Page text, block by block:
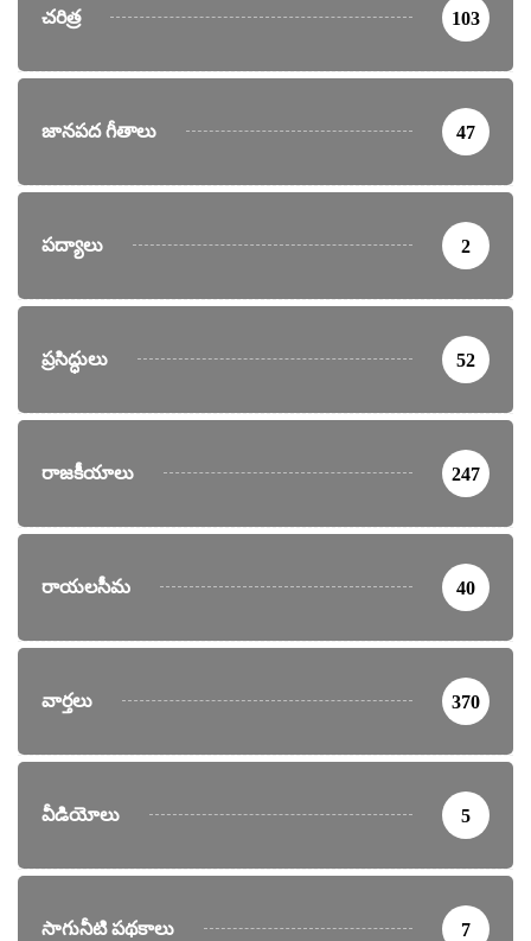
చరిత్ర 103
జానపద గీతాలు 47
పద్యాలు 2
ప్రసిద్ధులు 52
రాజకీయాలు 247
రాయలసీమ 40
వార్తలు 370
వీడియోలు 5
సాగునీటి పథకాలు 7